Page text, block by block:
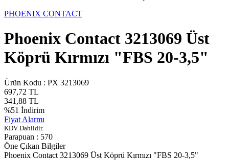
PHOENIX CONTACT
Phoenix Contact 3213069 Üst
Köprü Kırmızı "FBS 20-3,5"
Ürün Kodu : PX 3213069
697,72 TL
341,88 TL
%51 İndirim
Fiyat Alarmı
KDV Dahildir.
Parapuan : 570
Öne Çıkan Bilgiler
Phoenix Contact 3213069 Üst Köprü Kırmızı "FBS 20-3,5"